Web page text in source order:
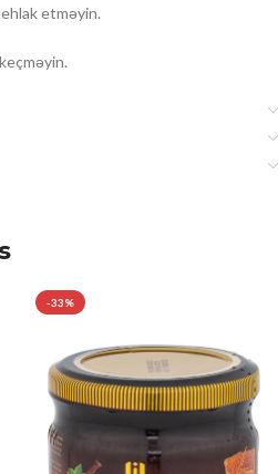
etməyin.
-33%